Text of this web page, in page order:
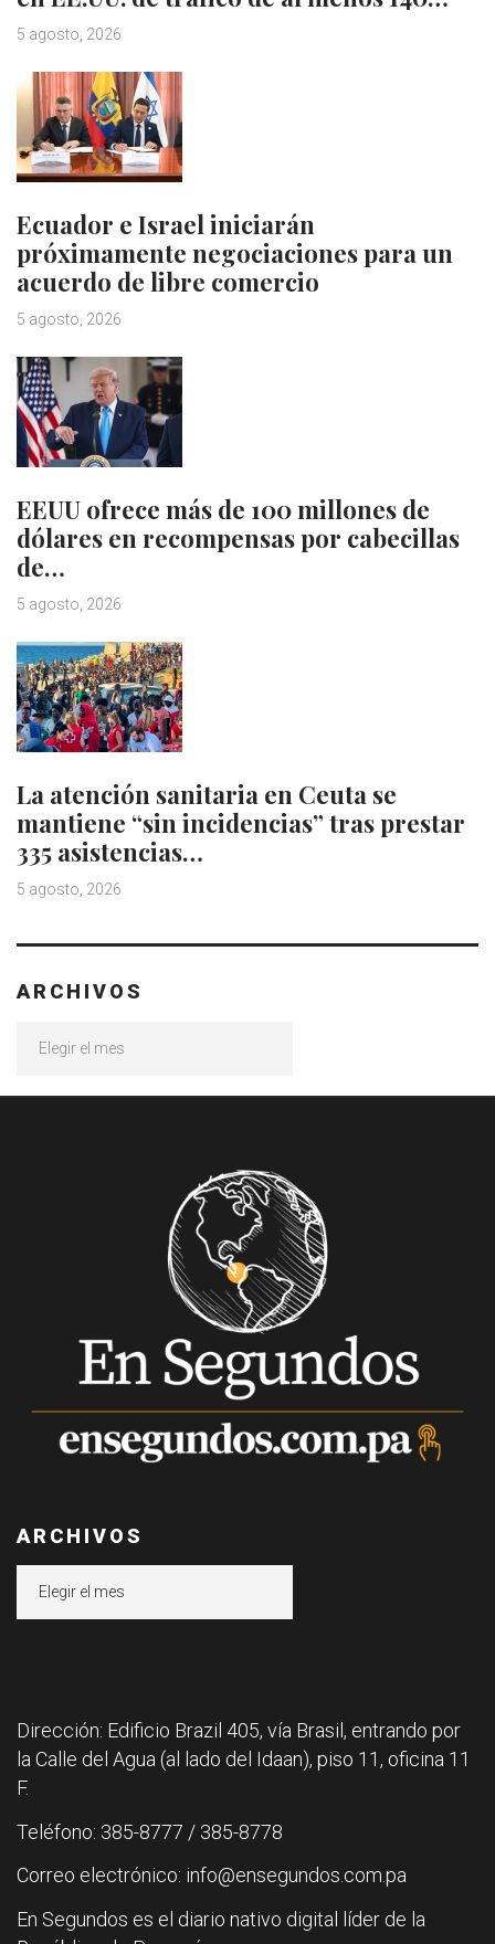
5 agosto, 2026
Ecuador e Israel iniciarán
próximamente negociaciones para un
acuerdo de libre comercio
5 agosto, 2026
EEUU ofrece más de 100 millones de
dólares en recompensas por cabecillas
de…
5 agosto, 2026
La atención sanitaria en Ceuta se
mantiene “sin incidencias” tras prestar
335 asistencias…
5 agosto, 2026
ARCHIVOS
ARCHIVOS
Dirección: Edificio Brazil 405, vía Brasil, entrando por
la Calle del Agua (al lado del Idaan), piso 11, oficina 11
F.
Teléfono: 385-8777 / 385-8778
Correo electrónico: info@ensegundos.com.pa
En Segundos es el diario nativo digital líder de la